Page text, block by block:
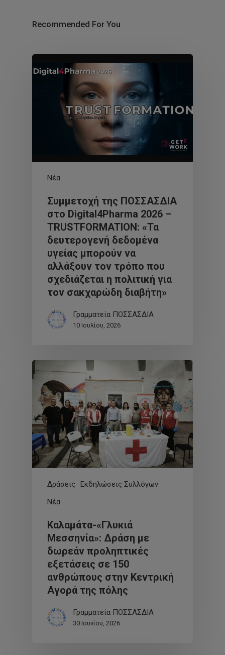
Recommended For You
Νέα
Συμμετοχή της ΠΟΣΣΑΣΔΙΑ
στο Digital4Pharma 2026 –
TRUSTFORMATION: «Τα
δευτερογενή δεδομένα
υγείας μπορούν να
αλλάξουν τον τρόπο που
σχεδιάζεται η πολιτική για
τον σακχαρώδη διαβήτη»
Γραμματεία ΠΟΣΣΑΣΔΙΑ
10 Ιουλίου, 2026
Δράσεις
Εκδηλώσεις Συλλόγων
Νέα
Καλαμάτα-«Γλυκιά
Μεσσηνία»: Δράση με
δωρεάν προληπτικές
εξετάσεις σε 150
ανθρώπους στην Κεντρική
Αγορά της πόλης
Γραμματεία ΠΟΣΣΑΣΔΙΑ
30 Ιουνίου, 2026